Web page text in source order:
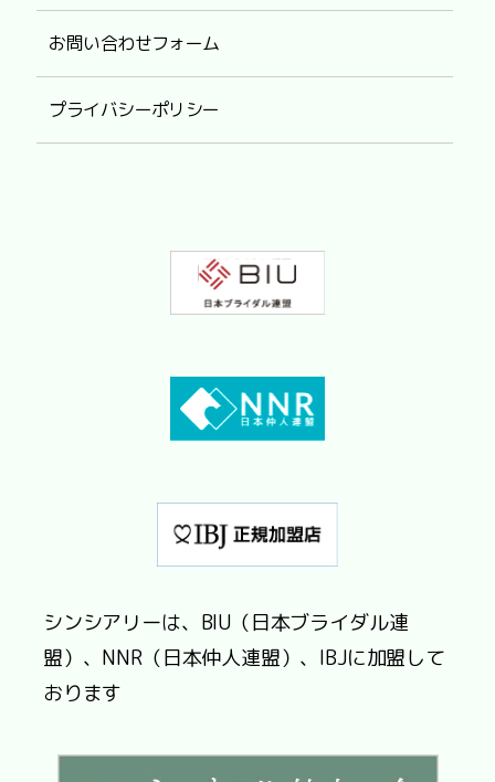
お問い合わせフォーム
プライバシーポリシー
シンシアリーは、BIU（日本ブライダル連
盟）、NNR（日本仲人連盟）、IBJに加盟して
おります